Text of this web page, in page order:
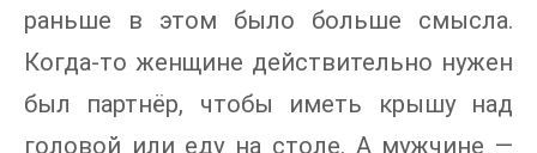
раньше в этом было больше смысла.
Когда-то женщине действительно нужен
был партнёр, чтобы иметь крышу над
головой или еду на столе. А мужчине —